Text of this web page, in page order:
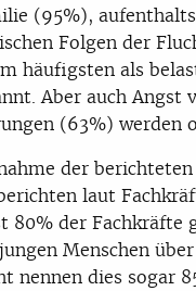
(95%),
Folgen der
häufigsten als
Aber auch Angst
(63%) werden
der
laut
80% der Fachkräfte
Menschen
nennen dies sogar